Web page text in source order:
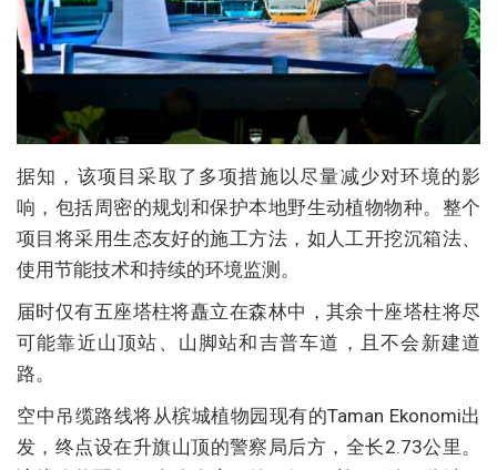
据知，该项目采取了多项措施以尽量减少对环境的影
响，包括周密的规划和保护本地野生动植物物种。整个
项目将采用生态友好的施工方法，如人工开挖沉箱法、
使用节能技术和持续的环境监测。
届时仅有五座塔柱将矗立在森林中，其余十座塔柱将尽
可能靠近山顶站、山脚站和吉普车道，且不会新建道
路。
空中吊缆路线将从槟城植物园现有的Taman Ekonomi出
发，终点设在升旗山顶的警察局后方，全长2.73公里。